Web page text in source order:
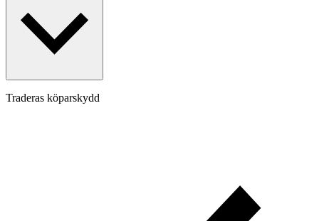
Traderas köparskydd